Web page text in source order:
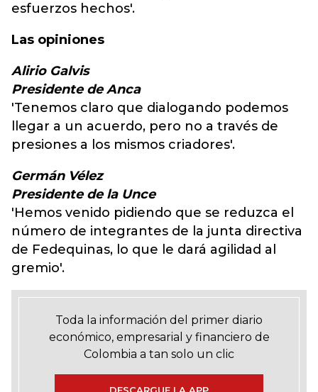
esfuerzos hechos'.
Las opiniones
Alirio Galvis
Presidente de Anca
'Tenemos claro que dialogando podemos
llegar a un acuerdo, pero no a través de
presiones a los mismos criadores'.
Germán Vélez
Presidente de la Unce
'Hemos venido pidiendo que se reduzca el
número de integrantes de la junta directiva
de Fedequinas, lo que le dará agilidad al
gremio'.
Toda la información del primer diario
económico, empresarial y financiero de
Colombia a tan solo un clic